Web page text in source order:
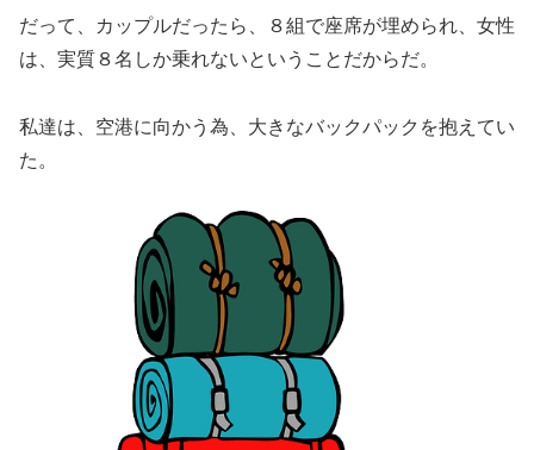
だって、カップルだったら、８組で座席が埋められ、女性
は、実質８名しか乗れないということだからだ。
私達は、空港に向かう為、大きなバックパックを抱えてい
た。